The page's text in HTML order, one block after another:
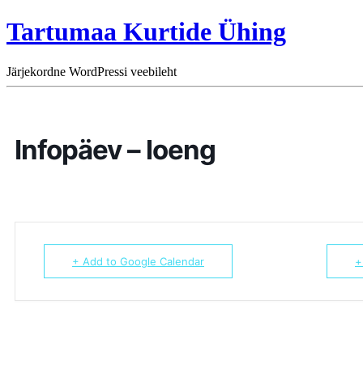
Tartumaa Kurtide Ühing
Järjekordne WordPressi veebileht
Infopäev – loeng
+ Add to Google Calendar